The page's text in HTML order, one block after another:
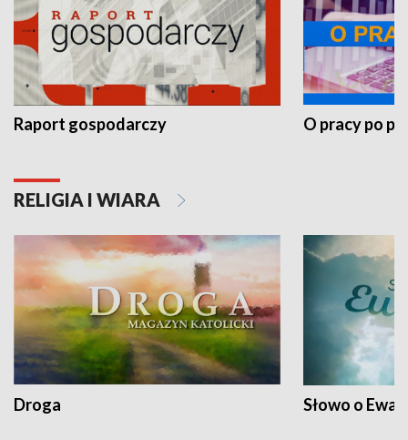
Raport gospodarczy O pracy po
RELIGIA I WIARA
Droga Słowo o